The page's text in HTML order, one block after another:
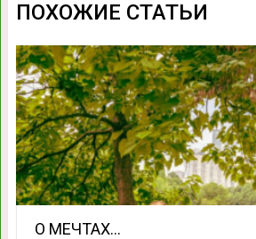
ПОХОЖИЕ СТАТЬИ
О МЕЧТАХ…